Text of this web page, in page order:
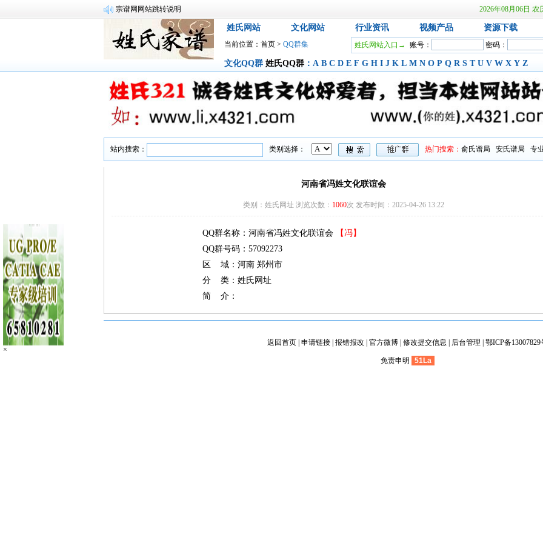
宗谱网网站跳转说明 2026年08月06日
姓氏网站 文化网站 行业资讯 视频产品 资源下载
当前位置： 首页 > QQ群集 姓氏网站入口→ 账号： 密码：
文化QQ群 姓氏QQ群 ： A B C D E F G H I J K L M N O P Q R S T U V W X Y Z
×
站内搜索： 类别选择： 热门搜索： 俞氏谱局 安氏谱局 专
河南省冯姓文化联谊会
类别：姓氏网址 浏览次数： 1060次 发布时间：2025-04-26 13:22
QQ群名称：河南省冯姓文化联谊会
【冯】
QQ群号码：57092273
区 域：河南 郑州市
分 类：姓氏网址
简 介：
返回首页| 申请链接| 报错报改 官方微博| 修改提交信息 后台管理 鄂ICP备13007829
免责申明 51La